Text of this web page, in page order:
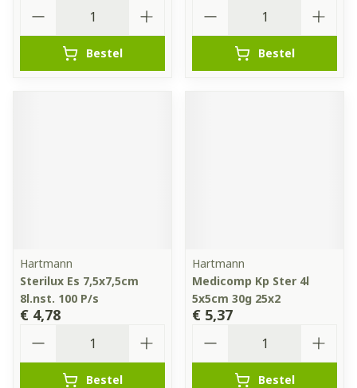
Bestel Bestel
Hartmann
Sterilux Es 7,5x7,5cm
8l.nst. 100 P/s
€ 4,78
Bestel
Hartmann
Medicomp Kp Ster 4l
5x5cm 30g 25x2
€ 5,37
Bestel